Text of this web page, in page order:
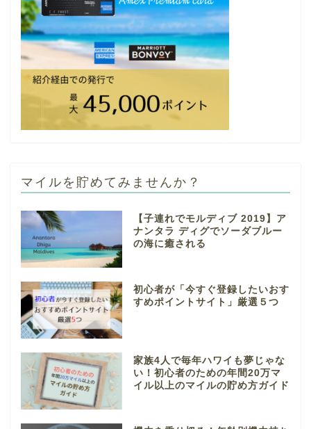
マイルを貯めてみませんか？
【子連れでモルディブ 2019】ア
ナンタラ ディグでソーダブルー
の海に癒される
初心者が「今すぐ登録したいおす
すめポイントサイト」厳選５つ
家族4人で毎年ハワイも夢じゃな
い！初心者のための年間20万マ
イル以上のマイルの貯め方ガイド